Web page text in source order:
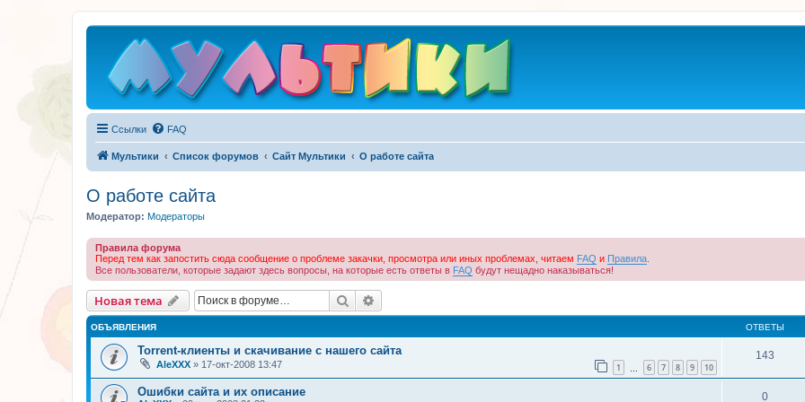
Ссылки FAQ
Мультики Список форумов Сайт Мультики О работе сайта
О работе сайта
Модератор: Модераторы
Правила форума
Перед тем как запостить сюда сообщение о проблеме закачки, просмотра или иных проблемах, читаем FAQ и Правила
Все пользователи, которые задают здесь вопросы, на которые есть ответы в FAQ будут нещадно наказываться!
Новая тема Поиск
ОБЪЯВЛЕНИЯ ОТВЕТЫ
Torrent-клиенты и скачивание с нашего сайта
AleXXX » 17-окт-2008 13:47 1 6 7 8 9 10
143
Ошибки сайта и их описание 0